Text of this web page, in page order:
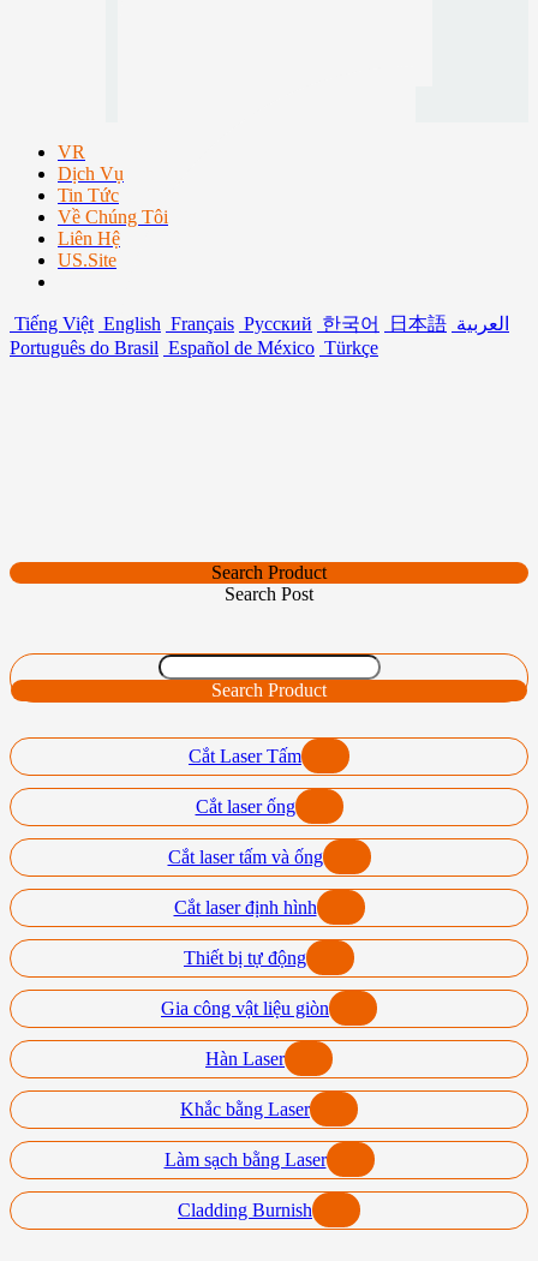
VR
Dịch Vụ
Tin Tức
Về Chúng Tôi
Liên Hệ
US.Site
Tiếng Việt English Français Русский 한국어 日本語 العربية
Português do Brasil Español de México Türkçe
Search Product
Search Post
Search Product
Cắt Laser Tấm
Cắt laser ống
Cắt laser tấm và ống
Cắt laser định hình
Thiết bị tự động
Gia công vật liệu giòn
Hàn Laser
Khắc bằng Laser
Làm sạch bằng Laser
Cladding Burnish